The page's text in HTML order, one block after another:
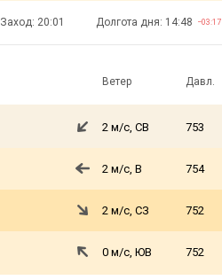
Заход: 20:01 Долгота дня: 14:48 −03:17
Ветер Давл.
2 м/с, СВ 753
2 м/с, В 754
2 м/с, СЗ 752
0 м/с, ЮВ 752